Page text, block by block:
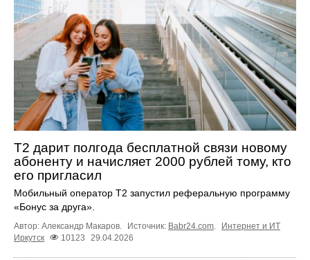
Т2 дарит полгода бесплатной связи новому
абоненту и начисляет 2000 рублей тому, кто
его пригласил
Мобильный оператор Т2 запустил реферальную программу
«Бонус за друга».
Автор: Александр Макаров. Источник: Babr24.com.
Интернет и ИТ
Иркутск
10123 29.04.2026